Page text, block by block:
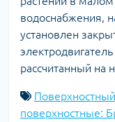
водоснабжения,
установлен
рассчитанный на
поверхностные: